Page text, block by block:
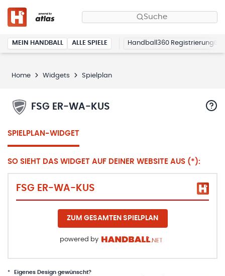
Suche
MEIN HANDBALL ALLE SPIELE Handball360 Registrierung
Home Widgets Spielplan
FSG ER-WA-KUS
SPIELPLAN-WIDGET
SO SIEHT DAS WIDGET AUF DEINER WEBSITE AUS (*):
FSG ER-WA-KUS
ZUM GESAMTEN SPIELPLAN
powered by
*
Eigenes Design gewünscht?